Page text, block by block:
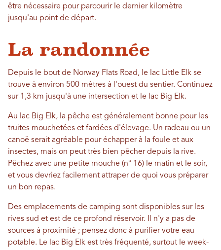
être nécessaire pour parcourir le dernier kilomètre
jusqu'au point de départ.
La randonnée
Depuis le bout de Norway Flats Road, le lac Little Elk se
trouve à environ 500 mètres à l'ouest du sentier. Continuez
sur 1,3 km jusqu'à une intersection et le lac Big Elk.
Au lac Big Elk, la pêche est généralement bonne pour les
truites mouchetées et fardées d'élevage. Un radeau ou un
canoë serait agréable pour échapper à la foule et aux
insectes, mais on peut très bien pêcher depuis la rive.
Pêchez avec une petite mouche (n° 16) le matin et le soir,
et vous devriez facilement attraper de quoi vous préparer
un bon repas.
Des emplacements de camping sont disponibles sur les
rives sud et est de ce profond réservoir. Il n'y a pas de
sources à proximité ; pensez donc à purifier votre eau
potable. Le lac Big Elk est très fréquenté, surtout le week-